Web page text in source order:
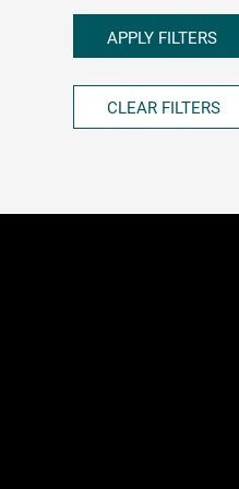
APPLY FILTERS
CLEAR FILTERS